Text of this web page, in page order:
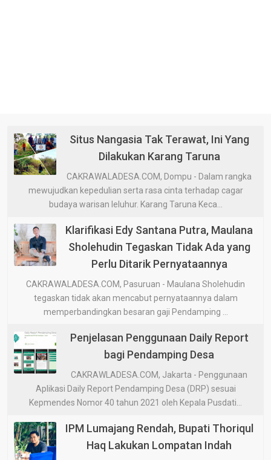
Situs Nangasia Tak Terawat, Ini Yang
Dilakukan Karang Taruna
CAKRAWALADESA.COM, Dompu - Dalam rangka
mewujudkan kepedulian serta rasa cinta terhadap cagar
budaya warisan leluhur. Karang Taruna Keca...
Klarifikasi Edy Santana Putra, Maulana
Sholehudin Tegaskan Tidak Ada yang
Perlu Ditarik Pernyataannya
CAKRAWALADESA.COM, Pasuruan - Maulana Sholehudin
tegaskan tidak akan mencabut pernyataannya dalam
memperbandingkan besaran gaji Pendamping ...
Penjelasan Penggunaan Daily Report
bagi Pendamping Desa
CAKRAWLADESA.COM, Jakarta - Penggunaan
Aplikasi Daily Report Pendamping Desa (DRP) sesuai
Kepmendes Nomor 40 tahun 2021 oleh Kepala Pusdati...
IPM Lumajang Rendah, Bupati Thoriqul
Haq Lakukan Lompatan Indah